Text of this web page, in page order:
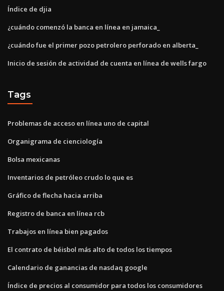
Índice de djia
¿cuándo comenzó la banca en línea en jamaica_
¿cuándo fue el primer pozo petrolero perforado en alberta_
Inicio de sesión de actividad de cuenta en línea de wells fargo
Tags
Problemas de acceso en línea uno de capital
Organigrama de cienciología
Bolsa mexicanas
Inventarios de petróleo crudo lo que es
Gráfico de flecha hacia arriba
Registro de banca en línea rcb
Trabajos en línea bien pagados
El contrato de béisbol más alto de todos los tiempos
Calendario de ganancias de nasdaq google
Índice de precios al consumidor para todos los consumidores